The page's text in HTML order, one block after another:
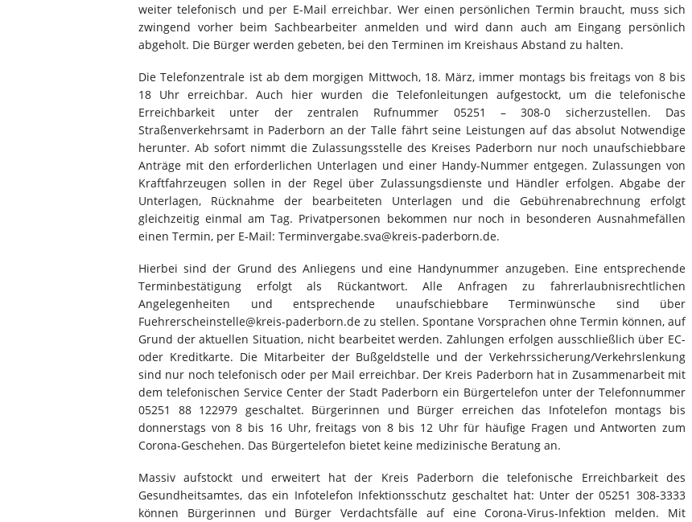
weiter telefonisch und per E-Mail erreichbar. Wer einen persönlichen Termin braucht, muss sich
zwingend vorher beim Sachbearbeiter anmelden und wird dann auch am Eingang persönlich
abgeholt. Die Bürger werden gebeten, bei den Terminen im Kreishaus Abstand zu halten.
Die Telefonzentrale ist ab dem morgigen Mittwoch, 18. März, immer montags bis freitags von 8 bis
18 Uhr erreichbar. Auch hier wurden die Telefonleitungen aufgestockt, um die telefonische
Erreichbarkeit unter der zentralen Rufnummer 05251 – 308-0 sicherzustellen. Das
Straßenverkehrsamt in Paderborn an der Talle fährt seine Leistungen auf das absolut Notwendige
herunter. Ab sofort nimmt die Zulassungsstelle des Kreises Paderborn nur noch unaufschiebbare
Anträge mit den erforderlichen Unterlagen und einer Handy-Nummer entgegen. Zulassungen von
Kraftfahrzeugen sollen in der Regel über Zulassungsdienste und Händler erfolgen. Abgabe der
Unterlagen, Rücknahme der bearbeiteten Unterlagen und die Gebührenabrechnung erfolgt
gleichzeitig einmal am Tag. Privatpersonen bekommen nur noch in besonderen Ausnahmefällen
einen Termin, per E-Mail: Terminvergabe.sva@kreis-paderborn.de.
Hierbei sind der Grund des Anliegens und eine Handynummer anzugeben. Eine entsprechende
Terminbestätigung erfolgt als Rückantwort. Alle Anfragen zu fahrerlaubnisrechtlichen
Angelegenheiten und entsprechende unaufschiebbare Terminwünsche sind über
Fuehrerscheinstelle@kreis-paderborn.de zu stellen. Spontane Vorsprachen ohne Termin können, auf
Grund der aktuellen Situation, nicht bearbeitet werden. Zahlungen erfolgen ausschließlich über EC-
oder Kreditkarte. Die Mitarbeiter der Bußgeldstelle und der Verkehrssicherung/Verkehrslenkung
sind nur noch telefonisch oder per Mail erreichbar. Der Kreis Paderborn hat in Zusammenarbeit mit
dem telefonischen Service Center der Stadt Paderborn ein Bürgertelefon unter der Telefonnummer
05251 88 122979 geschaltet. Bürgerinnen und Bürger erreichen das Infotelefon montags bis
donnerstags von 8 bis 16 Uhr, freitags von 8 bis 12 Uhr für häufige Fragen und Antworten zum
Corona-Geschehen. Das Bürgertelefon bietet keine medizinische Beratung an.
Massiv aufstockt und erweitert hat der Kreis Paderborn die telefonische Erreichbarkeit des
Gesundheitsamtes, das ein Infotelefon Infektionsschutz geschaltet hat: Unter der 05251 308-3333
können Bürgerinnen und Bürger Verdachtsfälle auf eine Corona-Virus-Infektion melden. Mit